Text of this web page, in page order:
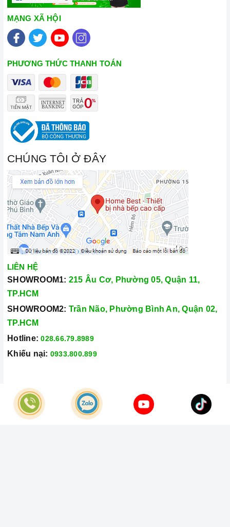
MẠNG XÃ HỘI
PHƯƠNG THỨC THANH TOÁN
CHÚNG TÔI Ở ĐÂY
LIÊN HỆ
SHOWROOM1: 215 Âu Cơ, Phường 05, Quận 11,
TP.HCM
SHOWROOM2: Trần Não, Phường Bình An, Quận 02,
TP.HCM
Hotline: 028.66.79.8989
Khiếu nại: 0933.800.899
© Bản quyền thuộc vềCông Ty TNHH Home Best Việt Nam
Cung cấp bởi
Sapo